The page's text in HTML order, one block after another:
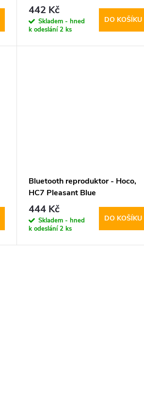
442 Kč
Skladem - hned
k odeslání2 ks
DO KOŠÍKU
Bluetooth reproduktor - Hoco,
HC7 Pleasant Blue
444 Kč
Skladem - hned
k odeslání2 ks
DO KOŠÍKU